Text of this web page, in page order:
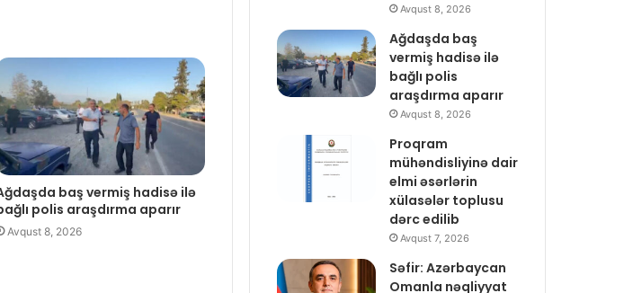
baş vermiş hadisə ilə
polis araşdırma aparır
Avqust 8, 2026
Avqust 8, 2026
Ağdaşda baş
vermiş hadisə ilə
bağlı polis
araşdırma aparır
Avqust 8, 2026
Proqram
mühəndisliyinə dair
elmi əsərlərin
xülasələr toplusu
dərc edilib
Avqust 7, 2026
Səfir: Azərbaycan
Omanla nəqliyyat